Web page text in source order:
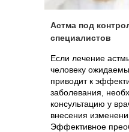
Астма под
специалистов
Если лечение
человеку
приводит к
заболевания,
консультацию у
внесения
Эффективное